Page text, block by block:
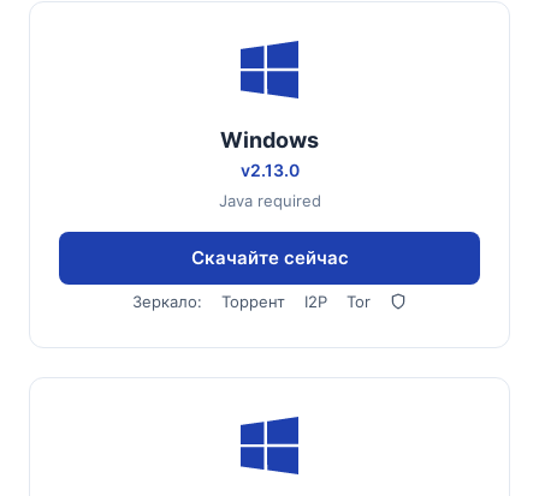
Windows
v2.13.0
Java required
Скачайте сейчас
Зеркало: Торрент I2P Tor